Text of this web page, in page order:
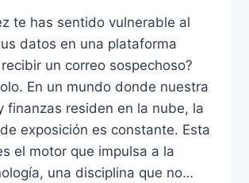
te has sentido vulnerable al
datos en una plataforma
un correo sospechoso?
En un mundo donde nuestra
finanzas residen en la nube, la
exposición es constante. Esta
el motor que impulsa a la
una disciplina que no…